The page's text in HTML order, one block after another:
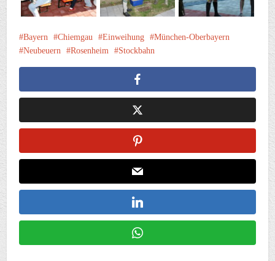
Bayern Chiemgau Einweihung
München-Oberbayern
Neubeuern
Rosenheim Stockbahn